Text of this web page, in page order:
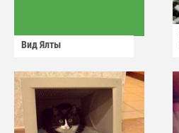
Вид Ялты